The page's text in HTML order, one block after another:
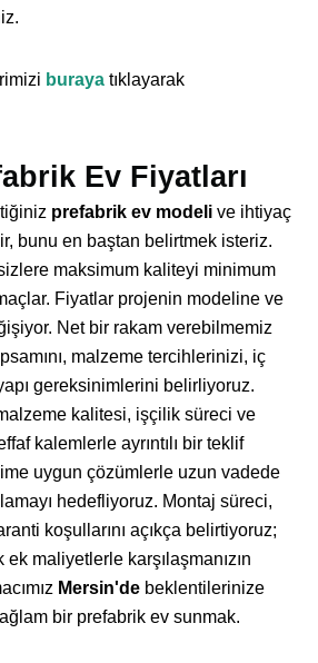
buraya tıklayarak
Ev Fiyatları
prefabrik ev modeli ve ihtiyaç
bunu en baştan belirtmek isteriz.
maksimum kaliteyi minimum
Fiyatlar projenin modeline ve
Net bir rakam verebilmemiz
malzeme tercihlerinizi, iç
gereksinimlerini belirliyoruz.
kalitesi, işçilik süreci ve
kalemlerle ayrıntılı bir teklif
uygun çözümlerle uzun vadede
hedefliyoruz. Montaj süreci,
koşullarını açıkça belirtiyoruz;
maliyetlerle karşılaşmanızın
Mersin'de beklentilerinize
bir prefabrik ev sunmak.